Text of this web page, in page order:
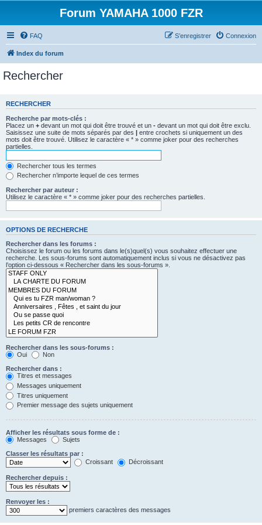
Forum YAMAHA 1000 FZR
FAQ Connexion
S’enregistrer
Index du forum
Rechercher
RECHERCHER
Recherche par mots-clés :
Placez un + devant un mot qui doit être trouvé et un - devant un mot qui doit être exclu.
Saisissez une suite de mots séparés par des | entre crochets si uniquement un des
mots doit être trouvé. Utilisez le caractère « * » comme joker pour des recherches
partielles.
Rechercher tous les termes
Rechercher n’importe lequel de ces termes
Rechercher par auteur :
Utilisez le caractère « * » comme joker pour des recherches partielles.
OPTIONS DE RECHERCHE
Rechercher dans les forums :
Choisissez le forum ou les forums dans le(s)quel(s) vous souhaitez effectuer une
recherche. Les sous-forums sont automatiquement inclus si vous ne désactivez pas
l’option ci-dessous « Rechercher dans les sous-forums ».
Rechercher dans les sous-forums :
Oui
Non
Rechercher dans :
Titres et messages
Messages uniquement
Titres uniquement
Premier message des sujets uniquement
Afficher les résultats sous forme de :
Messages
Sujets
Classer les résultats par :
Croissant
Décroissant
Rechercher depuis :
Renvoyer les :
premiers caractères des messages